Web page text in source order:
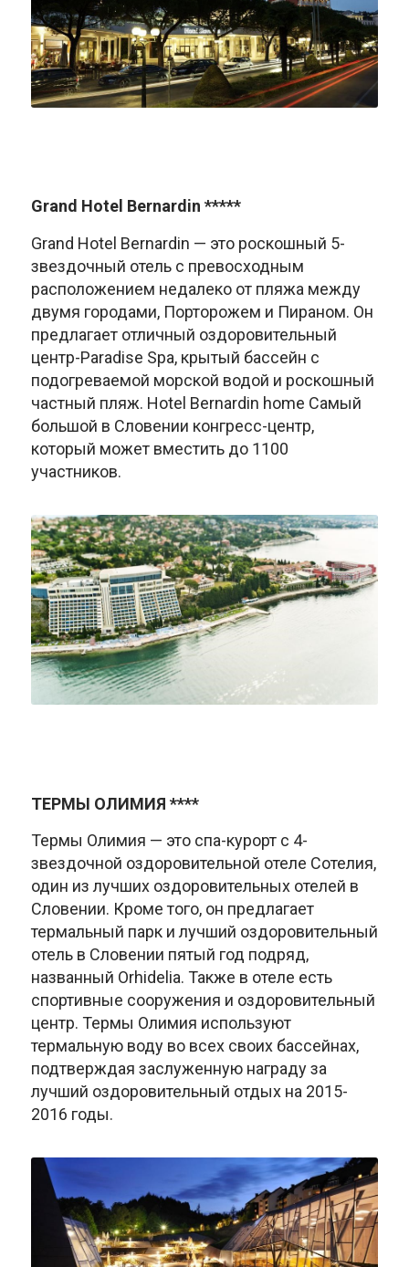
Grand Hotel Bernardin *****
Grand Hotel Bernardin — это роскошный 5-
звездочный отель с превосходным
расположением недалеко от пляжа между
двумя городами, Порторожем и Пираном. Он
предлагает отличный оздоровительный
центр-Paradise Spa, крытый бассейн с
подогреваемой морской водой и роскошный
частный пляж. Hotel Bernardin home Самый
большой в Словении конгресс-центр,
который может вместить до 1100
участников.
ТЕРМЫ ОЛИМИЯ ****
Термы Олимия — это спа-курорт с 4-
звездочной оздоровительной отеле Сотелия,
один из лучших оздоровительных отелей в
Словении. Кроме того, он предлагает
термальный парк и лучший оздоровительный
отель в Словении пятый год подряд,
названный Orhidelia. Также в отеле есть
спортивные сооружения и оздоровительный
центр. Термы Олимия используют
термальную воду во всех своих бассейнах,
подтверждая заслуженную награду за
лучший оздоровительный отдых на 2015-
2016 годы.